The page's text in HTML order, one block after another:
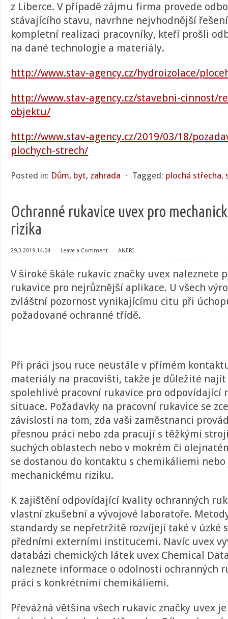
z Liberce. V případě zájmu firma provede
stávajícího stavu, navrhne nejvhodnější
kompletní realizaci pracovníky, kteří prošli
na dané technologie a materiály.
http://www.stav-agency.cz/hydroizolace/
http://www.stav-agency.cz/stavebni-cinnost/
objektu/
http://www.stav-agency.cz/2019/03/18/
plochych-strech/
Posted in: Dům, byt, zahrada ⋅ Tagged: plochá střecha,
Ochranné rukavice uvex pro
rizika
29.3.2019 14.04 ⋅ Leave a Comment ⋅ ANERI
V široké škále rukavic značky uvex naleznete
rukavice pro nejrůznější aplikace. U všech
zvláštní pozornost vynikajícímu citu při
požadované ochranné třídě.
Při práci jsou ruce neustále v přímém
materiály na pracovišti, takže je důležité najít
spolehlivé pracovní rukavice pro odpovídající
situace. Požadavky na pracovní rukavice se
závislosti na tom, zda vaši zaměstnanci
přesnou práci nebo zda pracují s těžkými
suchých oblastech nebo v mokrém či
se dostanou do kontaktu s chemikáliemi
mechanickému riziku.
K zajištění odpovídající kvality ochranných
vlastní zkušební a vývojové laboratoře.
standardy se nepřetržitě rozvíjejí také v úzké
předními externími institucemi. Navíc uvex
databázi chemických látek uvex Chemical
naleznete informace o odolnosti ochranných
práci s konkrétními chemikáliemi.
Převážná většina všech rukavic značky uvex